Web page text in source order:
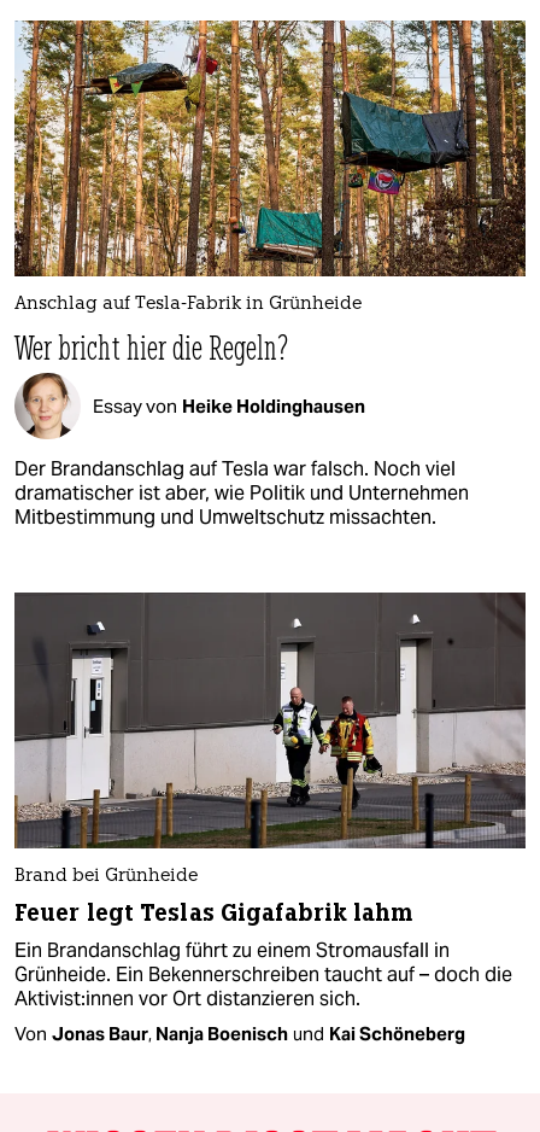
Anschlag auf Tesla-Fabrik in Grünheide
Wer bricht hier die Regeln?
Essay von Heike Holdinghausen
Der Brandanschlag auf Tesla war falsch. Noch viel
dramatischer ist aber, wie Politik und Unternehmen
Mitbestimmung und Umweltschutz missachten.
Brand bei Grünheide
Feuer legt Teslas Gigafabrik lahm
Ein Brandanschlag führt zu einem Stromausfall in
Grünheide. Ein Bekennerschreiben taucht auf – doch die
Ak­ti­vis­t:in­nen vor Ort distanzieren sich.
Von Jonas Baur, Nanja Boenisch und Kai Schöneberg